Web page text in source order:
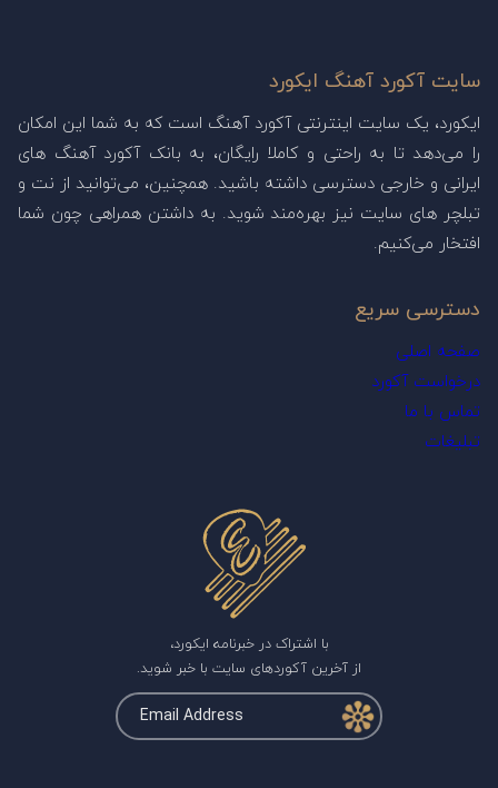
سایت آکورد آهنگ ایکورد
ایکورد، یک سایت اینترنتی آکورد آهنگ است که به شما این امکان
را می‌دهد تا به راحتی و کاملا رایگان، به بانک آکورد آهنگ های
ایرانی و خارجی دسترسی داشته باشید. همچنین، می‌توانید از نت و
تبلچر های سایت نیز بهره‌مند شوید. به داشتن همراهی چون شما
افتخار می‌کنیم.
دسترسی سریع
صفحه اصلی
درخواست آکورد
تماس با ما
تبلیغات
با اشتراک در خبرنامه ایکورد،
از آخرین آکوردهای سایت با خبر شوید.